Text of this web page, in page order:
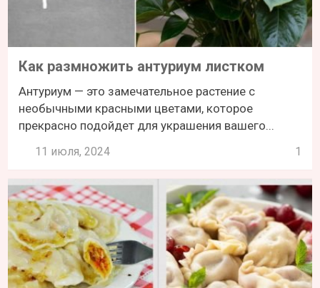
Как размножить антуриум листком
Антуриум — это замечательное растение с
необычными красными цветами, которое
прекрасно подойдет для украшения вашего...
11 июля, 2024 1